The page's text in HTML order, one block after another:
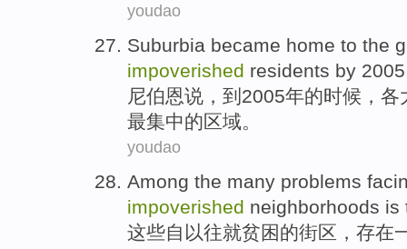
youdao
Suburbia became home to the
impoverished residents by
尼伯恩说 ， 到 2005年的时候，各
最集中的区域。
youdao
Among the many problems
impoverished neighborhoods is
这些自以往就贫困的街区 ， 存在